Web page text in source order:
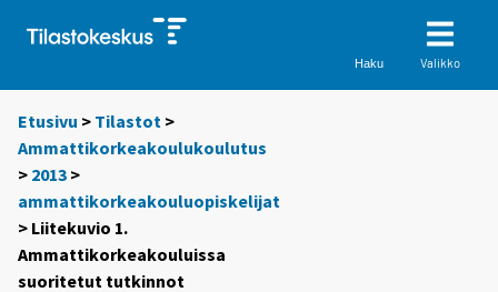
Haku Valikko
Etusivu > Tilastot >
Ammattikorkeakoulukoulutus
> 2013 >
ammattikorkeakouluopiskelijat
> Liitekuvio 1.
Ammattikorkeakouluissa
suoritetut tutkinnot